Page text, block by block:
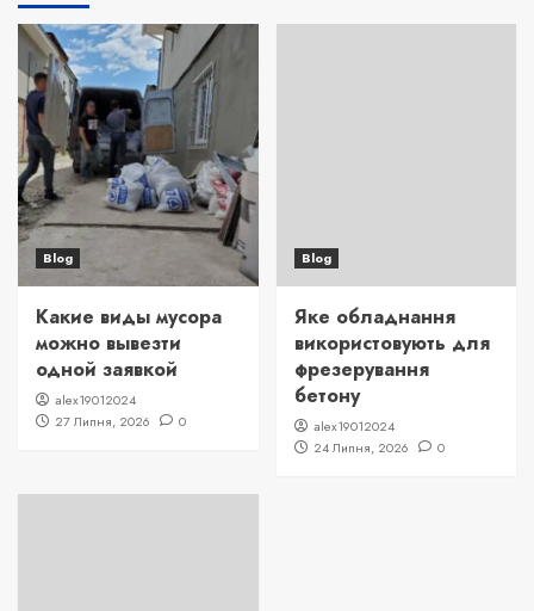
Blog
Какие виды мусора
можно вывезти
одной заявкой
alex19012024
27 Липня, 2026
0
Blog
Яке обладнання
використовують для
фрезерування
бетону
alex19012024
24 Липня, 2026
0